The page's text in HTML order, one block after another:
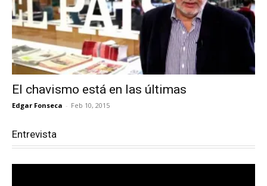
El chavismo está en las últimas
Edgar Fonseca - Feb 10, 2015
Entrevista